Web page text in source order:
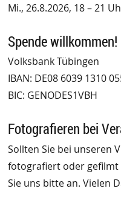
Mi., 26.8.2026, 18 – 21
Spende willkommen!
Volksbank Tübingen
IBAN: DE08 6039 1310
BIC: GENODES1VBH
Fotografieren bei
Sollten Sie bei unseren
fotografiert oder gefilmt
Sie uns bitte an. Vielen